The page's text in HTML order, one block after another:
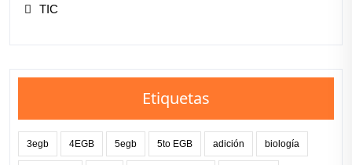
TIC
Etiquetas
3egb 4EGB 5egb 5to EGB adición biología